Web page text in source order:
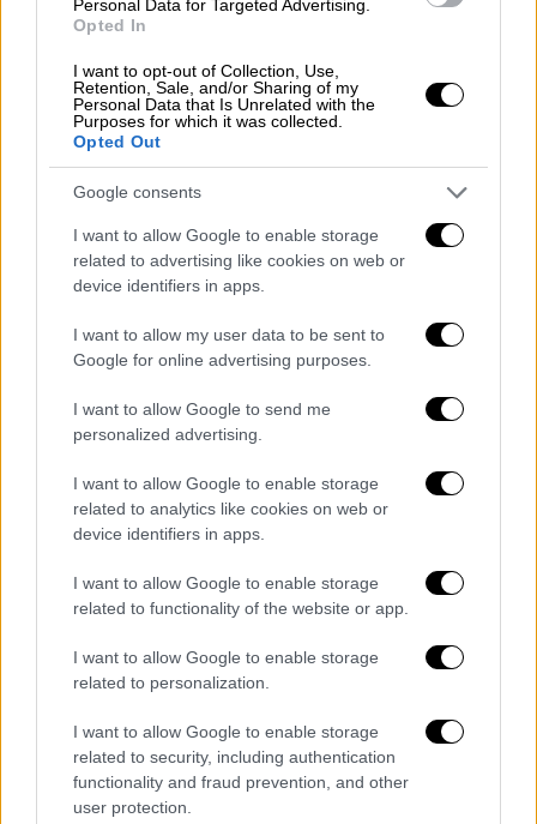
Personal Data for Targeted Advertising.
Opted In
I want to opt-out of Collection, Use,
Retention, Sale, and/or Sharing of my
Personal Data that Is Unrelated with the
Purposes for which it was collected.
Opted Out
Google consents
I want to allow Google to enable storage
related to advertising like cookies on web or
device identifiers in apps.
I want to allow my user data to be sent to
Google for online advertising purposes.
I want to allow Google to send me
personalized advertising.
I want to allow Google to enable storage
related to analytics like cookies on web or
device identifiers in apps.
I want to allow Google to enable storage
related to functionality of the website or app.
I want to allow Google to enable storage
related to personalization.
I want to allow Google to enable storage
related to security, including authentication
functionality and fraud prevention, and other
user protection.
Σάτον Φόστερ. Αναμένεται επίσης να
Μπόντι της Αυστραλίας. Σύμφωνα με την
Daily Mail,όλα τα ζητήματα είχαν επιλυθεί
πριν από την κατάθεση αίτηση διαζυγίου
Hugh Jackman and Deborra-Lee
Furness reach agreement on how to
split their lavish multimillion dollar
property portfolio following divorce
filing: See who gets what
https://t.co/kInBspyf43
— Daily Mail Celebrity
(@DailyMailCeleb)
Σύμφωνα με πληροφορίες, η Φαρνές, που
έχει υιοθετήσει μαζί με τον 56χρονο σταρ
γενναιόδωρη διατροφή, ενώ δεν
αναμένονται δραματικές εξελίξεις.
Επιδιώχθηκε και επετεύχθη μια συμφωνία
που ικανοποίησε την Ντέμπορα και
»,
ανέφερε πηγή στην Daily Mail. «Υπήρξε
κάποια διαπραγμάτευση σχετικά με το
οικονομικό σκέλος, όμως στο τέλος πήρε